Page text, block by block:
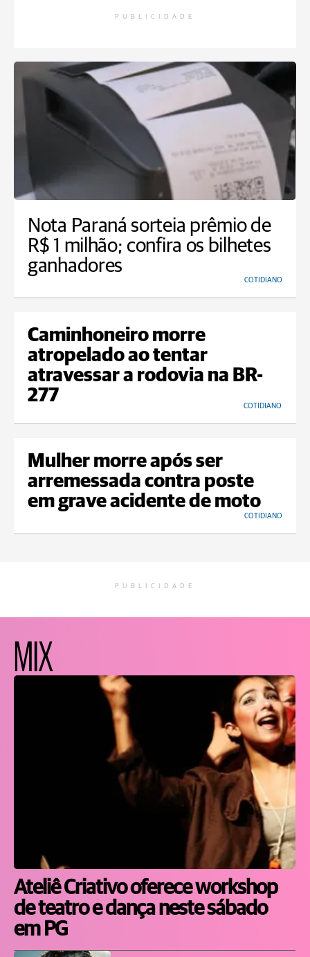
PUBLICIDADE
Nota Paraná sorteia prêmio de
R$ 1 milhão; confira os bilhetes
ganhadores
COTIDIANO
Caminhoneiro morre
atropelado ao tentar
atravessar a rodovia na BR-
277
COTIDIANO
Mulher morre após ser
arremessada contra poste
em grave acidente de moto
COTIDIANO
PUBLICIDADE
MIX
Ateliê Criativo oferece workshop
de teatro e dança neste sábado
em PG